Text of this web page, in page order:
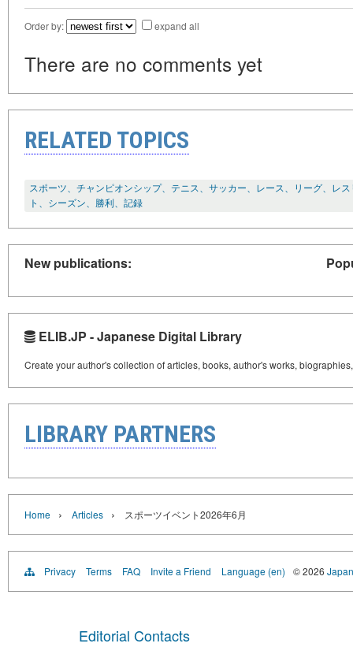
Order by: expand all
There are no comments yet
RELATED TOPICS
スポーツ、チャンピオンシップ、テニス、サッカー、レース、リーグ、レ
ト、シーズン、勝利、記録
New publications:
ELIB.JP - Japanese Digital Library
Create your author's collection of articles, books, author's works,
LIBRARY PARTNERS
Home › Articles › スポーツイベント2026年6月
Privacy Terms FAQ Invite a Friend Language (en) © 2026
Editorial Contacts